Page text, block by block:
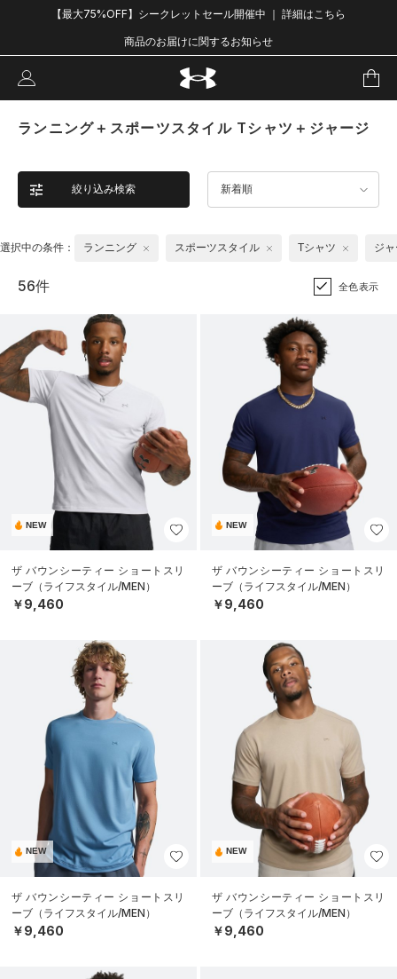
【最大75%OFF】シークレットセール開催中 ｜ 詳細はこちら
商品のお届けに関するお知らせ
ランニング＋スポーツスタイル Tシャツ＋ジャージ
絞り込み検索 新着順
選択中の条件： ランニング スポーツスタイル Tシャツ ジ
56件 全色表示
NEW
ザ バウンシーティー ショートスリ
ーブ（ライフスタイル/MEN）
￥9,460
NEW
ザ バウンシーティー ショートスリ
ーブ（ライフスタイル/MEN）
￥9,460
NEW
ザ バウンシーティー ショートスリ
ーブ（ライフスタイル/MEN）
￥9,460
NEW
ザ バウンシーティー ショートスリ
ーブ（ライフスタイル/MEN）
￥9,460